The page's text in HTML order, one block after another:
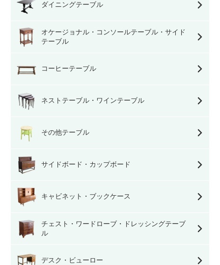
ダイニングテーブル
オケージョナル・コンソールテーブル・サイド
テーブル
コーヒーテーブル
ネストテーブル・ワインテーブル
その他テーブル
サイドボード・カップボード
キャビネット・ブックケース
チェスト・ワードローブ・ドレッシングテーブ
ル
デスク・ビューロー